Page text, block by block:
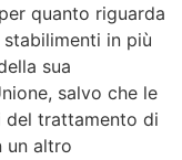
quanto riguarda
in più
sua
salvo che le
del trattamento di
un altro